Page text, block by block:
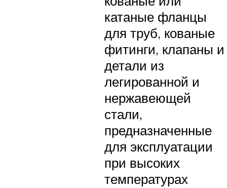
катаные фланцы
для труб, кованые
фитинги, клапаны и
детали из
легированной и
нержавеющей
стали,
предназначенные
для эксплуатации
при высоких
температурах